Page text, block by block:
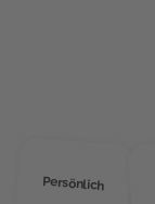
Persönlich